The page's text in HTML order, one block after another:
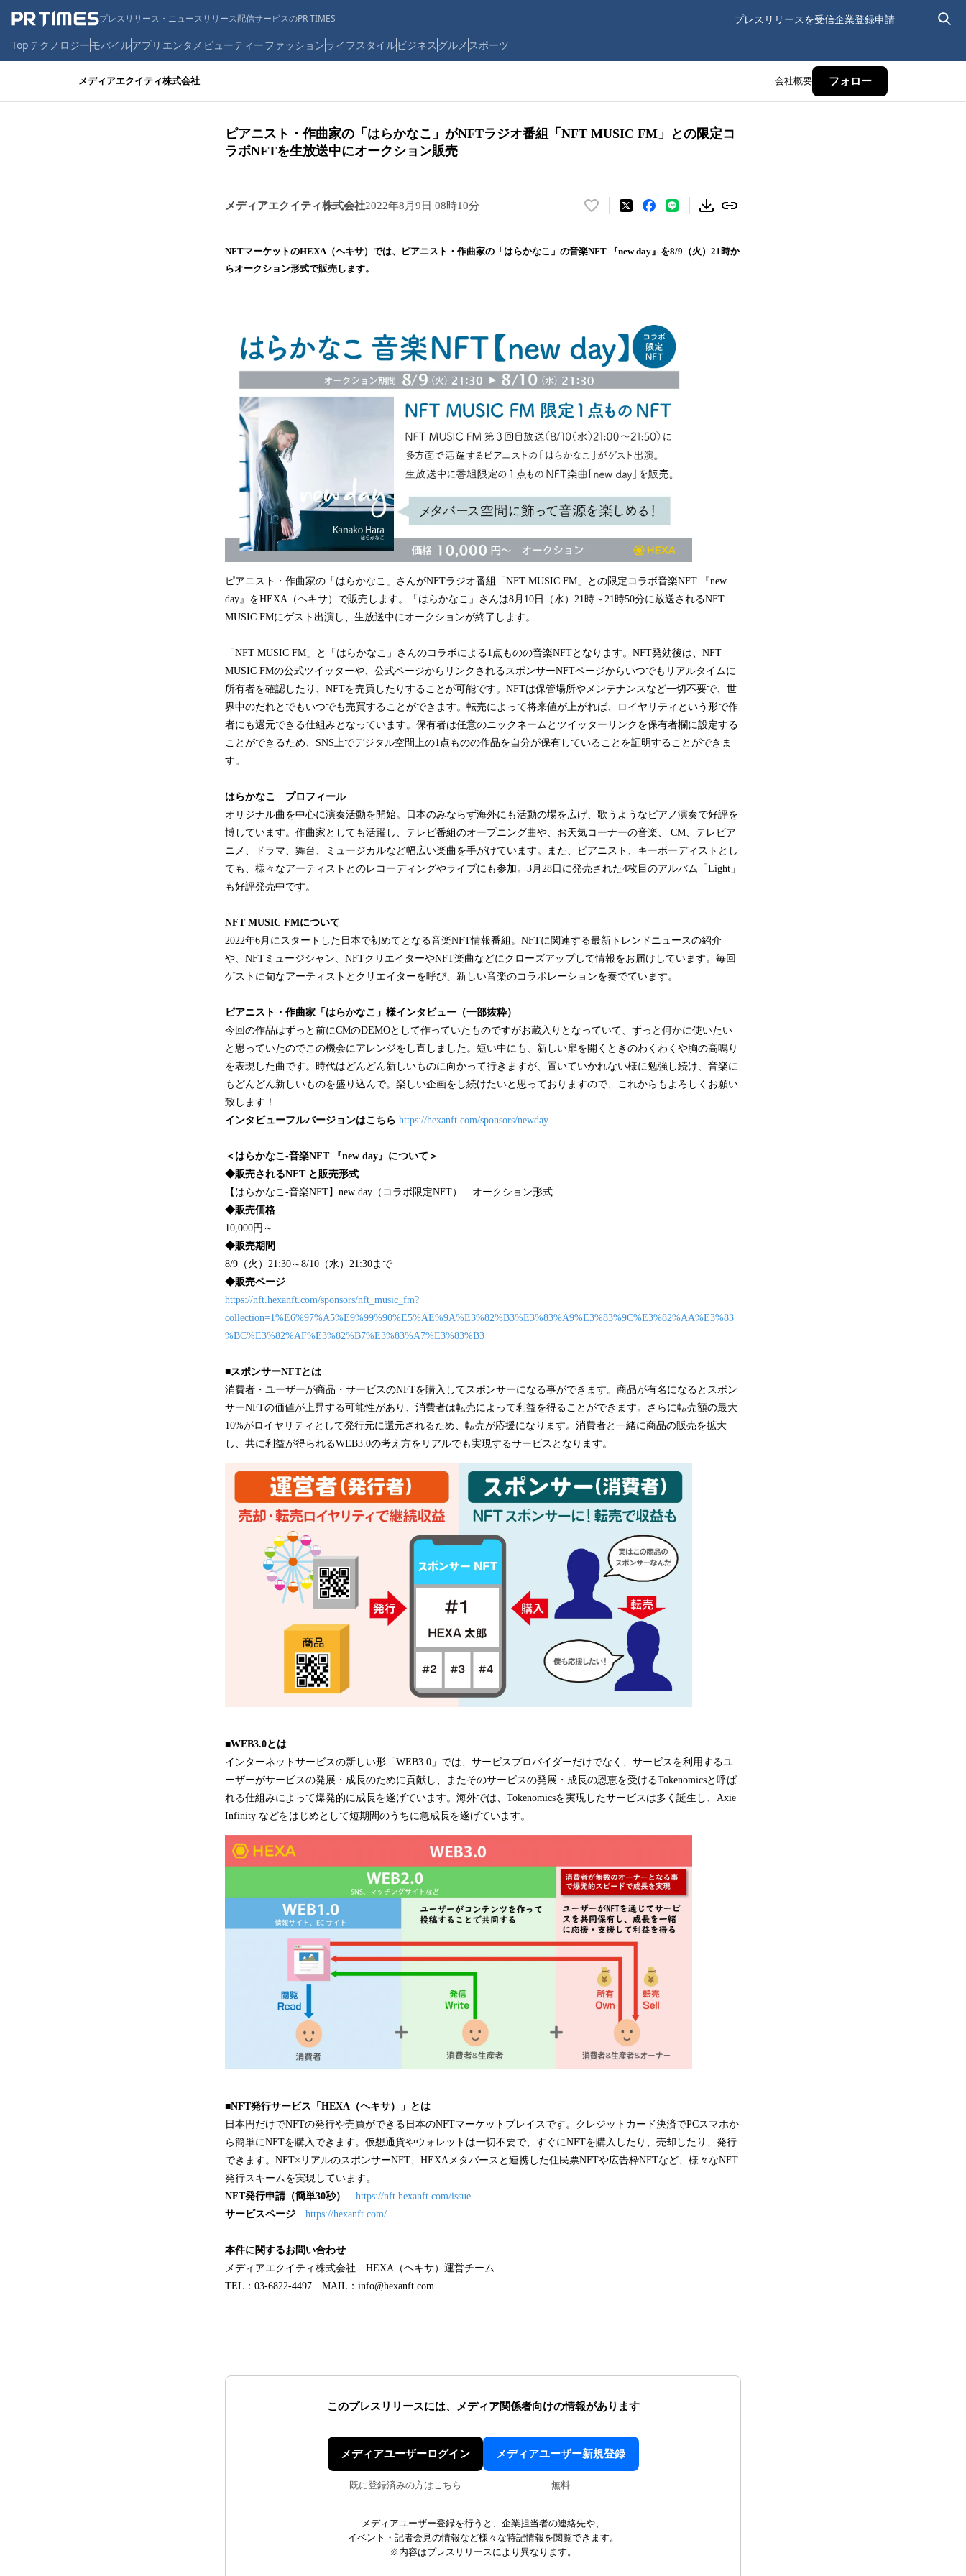
プレスリリース・ニュースリリース配信サービスのPR TIMES プレスリリースを受信企業登録申請
Topテクノロジーモバイルアプリ エンタメ ビューティーファッションライフスタイルビジネス グルメ スポーツ
メディアエクイティ株式会社 会社概要 フォロー
ピアニスト・作曲家の「はらかなこ」がNFTラジオ番組「NFT MUSIC FM」との限定コ
ラボNFTを生放送中にオークション販売
メディアエクイティ株式会社2022年8月9日 08時10分
い
！
み
中
で
NFTマーケットのHEXA（ヘキサ）では、ピアニスト・作曲家の「はらかなこ」の音楽NFT 『new day』を8/9（火）21時か
らオークション形式で販売します。
ピアニスト・作曲家の「はらかなこ」さんがNFTラジオ番組「NFT MUSIC FM」との限定コラボ音楽NFT 『new
day』をHEXA（ヘキサ）で販売します。「はらかなこ」さんは8月10日（水）21時～21時50分に放送されるNFT
MUSIC FMにゲスト出演し、生放送中にオークションが終了します。
「NFT MUSIC FM」と「はらかなこ」さんのコラボによる1点ものの音楽NFTとなります。NFT発効後は、NFT
MUSIC FMの公式ツイッターや、公式ページからリンクされるスポンサーNFTページからいつでもリアルタイムに
所有者を確認したり、NFTを売買したりすることが可能です。NFTは保管場所やメンテナンスなど一切不要で、世
界中のだれとでもいつでも売買することができます。転売によって将来値が上がれば、ロイヤリティという形で作
者にも還元できる仕組みとなっています。保有者は任意のニックネームとツイッターリンクを保有者欄に設定する
ことができるため、SNS上でデジタル空間上の1点ものの作品を自分が保有していることを証明することができま
す。
はらかなこ プロフィール
オリジナル曲を中心に演奏活動を開始。日本のみならず海外にも活動の場を広げ、歌うようなピアノ演奏で好評を
博しています。作曲家としても活躍し、テレビ番組のオープニング曲や、お天気コーナーの音楽、 CM、テレビア
ニメ、ドラマ、舞台、ミュージカルなど幅広い楽曲を手がけています。また、ピアニスト、キーボーディストとし
ても、様々なアーティストとのレコーディングやライブにも参加。3月28日に発売された4枚目のアルバム「Light」
も好評発売中です。
NFT MUSIC FMについて
2022年6月にスタートした日本で初めてとなる音楽NFT情報番組。NFTに関連する最新トレンドニュースの紹介
や、NFTミュージシャン、NFTクリエイターやNFT楽曲などにクローズアップして情報をお届けしています。毎回
ゲストに旬なアーティストとクリエイターを呼び、新しい音楽のコラボレーションを奏でています。
ピアニスト・作曲家「はらかなこ」様インタビュー（一部抜粋）
今回の作品はずっと前にCMのDEMOとして作っていたものですがお蔵入りとなっていて、ずっと何かに使いたい
と思っていたのでこの機会にアレンジをし直しました。短い中にも、新しい扉を開くときのわくわくや胸の高鳴り
を表現した曲です。時代はどんどん新しいものに向かって行きますが、置いていかれない様に勉強し続け、音楽に
もどんどん新しいものを盛り込んで。楽しい企画をし続けたいと思っておりますので、これからもよろしくお願い
致します！
インタビューフルバージョンはこちら https://hexanft.com/sponsors/newday
＜はらかなこ-音楽NFT 『new day』について＞
◆販売されるNFT と販売形式
【はらかなこ-音楽NFT】new day（コラボ限定NFT） オークション形式
◆販売価格
10,000円～
◆販売期間
8/9（火）21:30～8/10（水）21:30まで
◆販売ページ
https://nft.hexanft.com/sponsors/nft_music_fm?
collection=1%E6%97%A5%E9%99%90%E5%AE%9A%E3%82%B3%E3%83%A9%E3%83%9C%E3%82%AA%E3%83
%BC%E3%82%AF%E3%82%B7%E3%83%A7%E3%83%B3
■スポンサーNFTとは
消費者・ユーザーが商品・サービスのNFTを購入してスポンサーになる事ができます。商品が有名になるとスポン
サーNFTの価値が上昇する可能性があり、消費者は転売によって利益を得ることができます。さらに転売額の最大
10%がロイヤリティとして発行元に還元されるため、転売が応援になります。消費者と一緒に商品の販売を拡大
し、共に利益が得られるWEB3.0の考え方をリアルでも実現するサービスとなります。
■WEB3.0とは
インターネットサービスの新しい形「WEB3.0」では、サービスプロバイダーだけでなく、サービスを利用するユ
ーザーがサービスの発展・成長のために貢献し、またそのサービスの発展・成長の恩恵を受けるTokenomicsと呼ば
れる仕組みによって爆発的に成長を遂げています。海外では、Tokenomicsを実現したサービスは多く誕生し、Axie
Infinity などをはじめとして短期間のうちに急成長を遂げています。
■NFT発行サービス「HEXA（ヘキサ）」とは
日本円だけでNFTの発行や売買ができる日本のNFTマーケットプレイスです。クレジットカード決済でPCスマホか
ら簡単にNFTを購入できます。仮想通貨やウォレットは一切不要で、すぐにNFTを購入したり、売却したり、発行
できます。NFT×リアルのスポンサーNFT、HEXAメタバースと連携した住民票NFTや広告枠NFTなど、様々なNFT
発行スキームを実現しています。
NFT発行申請（簡単30秒）
https://nft.hexanft.com/issue
サービスページ
https://hexanft.com/
本件に関するお問い合わせ
メディアエクイティ株式会社 HEXA（ヘキサ）運営チーム
TEL：03-6822-4497 MAIL：info@hexanft.com
このプレスリリースには、 メディア関係者向けの情報があります
メディアユーザーログイン
既に登録済みの方はこちら
メディアユーザー新規登録
無料
メディアユーザー登録を行うと、企業担当者の連絡先や、
イベント・記者会見の情報など様々な特記情報を閲覧できます。
※内容はプレスリリースにより異なります。